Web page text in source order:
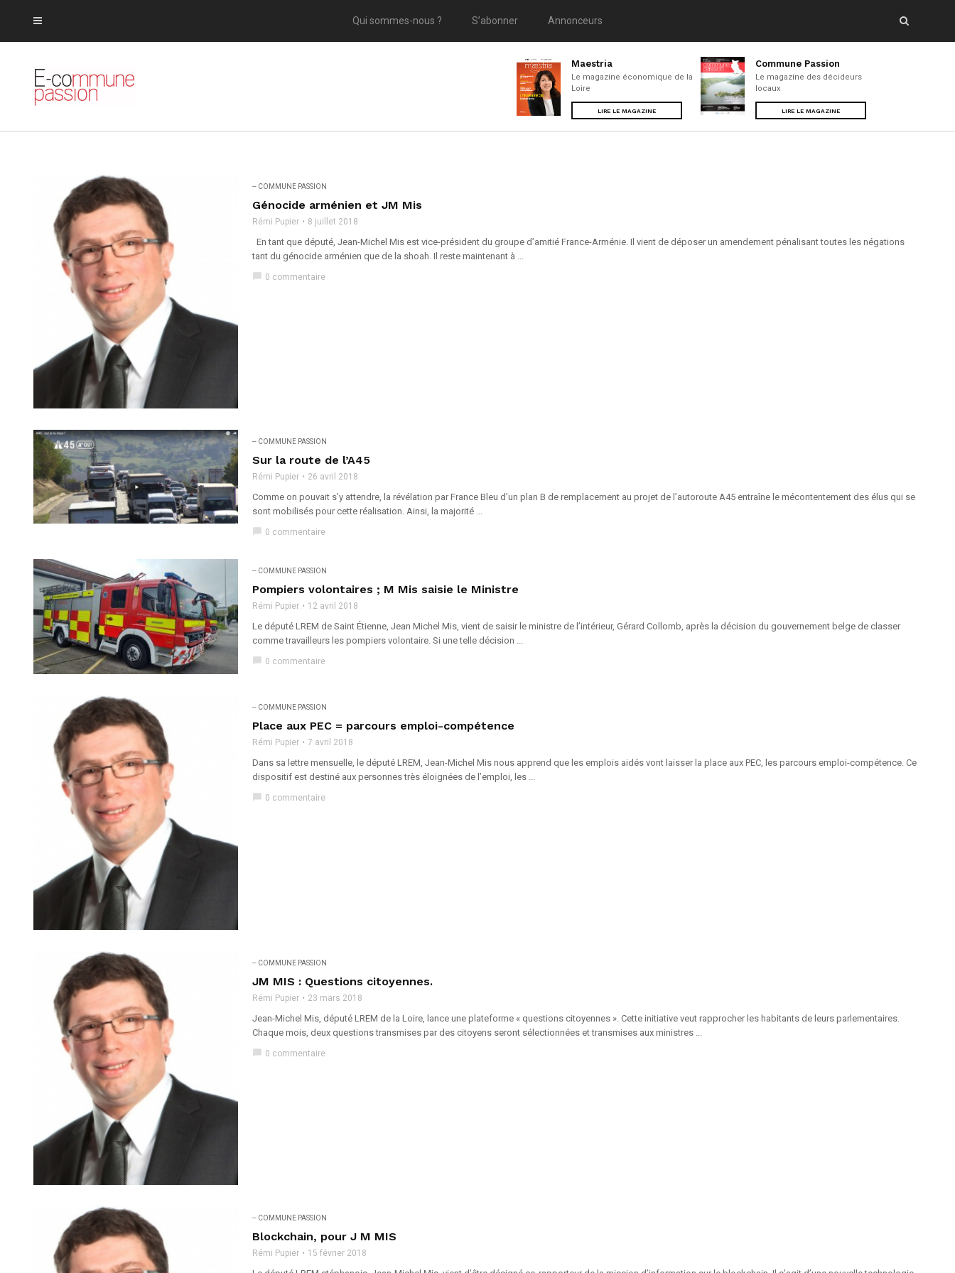
Qui sommes-nous ? S’abonner Annonceurs
Maestria
Le magazine économique de la
Loire
LIRE LE MAGAZINE
Commune Passion
Le magazine des décideurs
locaux
LIRE LE MAGAZINE
-- COMMUNE PASSION
Génocide arménien et JM Mis
Rémi Pupier 8 juillet 2018
En tant que député, Jean-Michel Mis est vice-président du groupe d’amitié France-Arménie. Il vient de déposer un amendement pénalisant toutes les négations
tant du génocide arménien que de la shoah. Il reste maintenant à ...
chat_bubble 0 commentaire
-- COMMUNE PASSION
Sur la route de l’A45
Rémi Pupier 26 avril 2018
Comme on pouvait s’y attendre, la révélation par France Bleu d’un plan B de remplacement au projet de l’autoroute A45 entraîne le mécontentement des élus qui se
sont mobilisés pour cette réalisation. Ainsi, la majorité ...
chat_bubble 0 commentaire
-- COMMUNE PASSION
Pompiers volontaires ; M Mis saisie le Ministre
Rémi Pupier 12 avril 2018
Le député LREM de Saint Étienne, Jean Michel Mis, vient de saisir le ministre de l’intérieur, Gérard Collomb, après la décision du gouvernement belge de classer
comme travailleurs les pompiers volontaire. Si une telle décision ...
chat_bubble 0 commentaire
-- COMMUNE PASSION
Place aux PEC = parcours emploi-compétence
Rémi Pupier 7 avril 2018
Dans sa lettre mensuelle, le député LREM, Jean-Michel Mis nous apprend que les emplois aidés vont laisser la place aux PEC, les parcours emploi-compétence. Ce
dispositif est destiné aux personnes très éloignées de l’emploi, les ...
chat_bubble 0 commentaire
-- COMMUNE PASSION
JM MIS : Questions citoyennes.
Rémi Pupier 23 mars 2018
Jean-Michel Mis, député LREM de la Loire, lance une plateforme « questions citoyennes ». Cette initiative veut rapprocher les habitants de leurs parlementaires.
Chaque mois, deux questions transmises par des citoyens seront sélectionnées et transmises aux ministres ...
0 commentaire
-- COMMUNE PASSION
Blockchain, pour J M MIS
Rémi Pupier 15 février 2018